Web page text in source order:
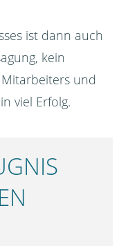
ist dann auch
kein
und
viel Erfolg.